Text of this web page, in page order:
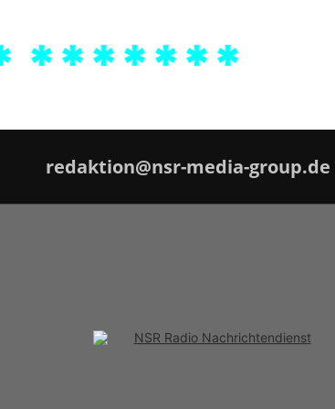
redaktion@nsr-media-group.de